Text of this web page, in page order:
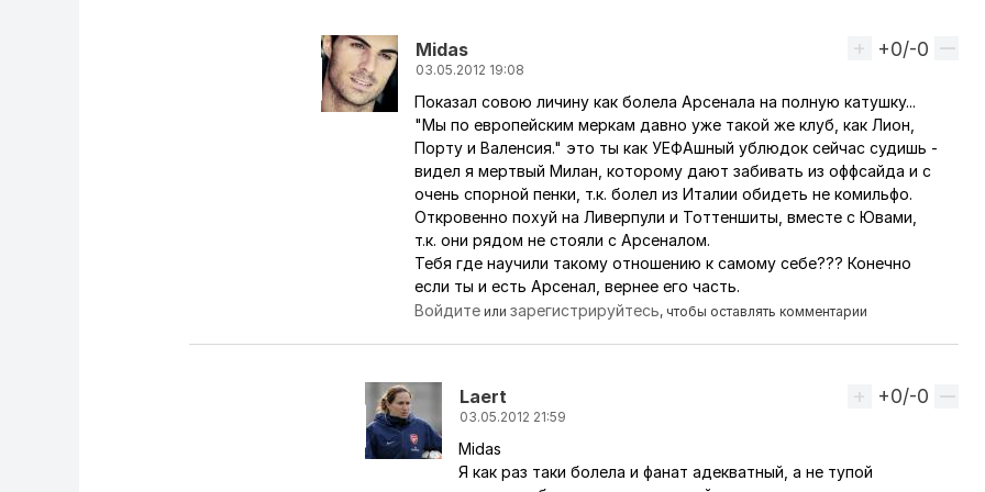
Midas
03.05.2012 19:08
Ответ на комментарий пользователяLaert
Вверх
+0/-0
Показал совою личину как болела Арсенала на полную катушку...
"Мы по европейским меркам давно уже такой же клуб, как Лион,
Порту и Валенсия." это ты как УЕФАшный ублюдок сейчас судишь -
видел я мертвый Милан, которому дают забивать из оффсайда и с
очень спорной пенки, т.к. болел из Италии обидеть не комильфо.
Откровенно похyй на Ливерпули и Тоттеншиты, вместе с Ювами,
т.к. они рядом не стояли с Арсеналом.
Тебя где научили такому отношению к самому себе??? Конечно
если ты и есть Арсенал, вернее его часть.
Войдите илизарегистрируйтесь, чтобы оставлять комментарии
Laert
03.05.2012 21:59
Ответ на комментарий пользователяMidas
Вверх
+0/-0
Midas
Я как раз таки болела и фанат адекватный, а не тупой